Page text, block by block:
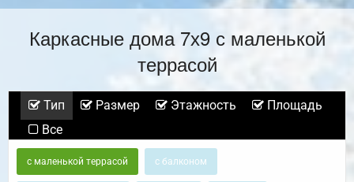
Каркасные дома 7х9 с маленькой
террасой
Тип Размер Этажность
Площадь
Все
с маленькой террасой с балконом